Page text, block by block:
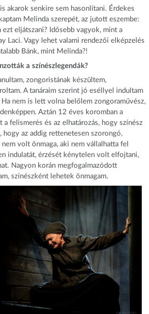
akarok senkire sem hasonlítani. Érdekes
Melinda szerepét, az jutott eszembe:
eljátszani? Idősebb vagyok, mint a
Laci. Vagy lehet valami rendezői elképzelés
Bánk, mint Melinda?!
a színészlegendák?
zongoristának készültem,
A tanáraim szerint jó eséllyel indultam
nem is lett volna belőlem zongoraművész,
Aztán 12 éves koromban a
felismerés és az elhatározás, hogy színész
hogy az addig rettenetesen szorongó,
volt önmaga, aki nem vállalhatta fel
indulatát, érzését kénytelen volt elfojtani,
Nagyon korán megfogalmazódott
színészként lehetek önmagam.